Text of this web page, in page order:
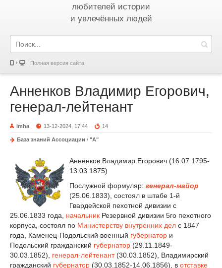
любителей истории
и увлечённых людей
Полная версия сайта
Анненков Владимир Егорович,
генерал-лейтенант
imha 13-12-2024, 17:44 14
База знаний Ассоциации / "А"
Анненков Владимир Егорович (16.07.1795-
13.03.1875)
Послужной формуляр: генерал-майор
(25.06.1833), состоял в штабе 1-й
Гвардейской пехотной дивизии с
25.06.1833 года, начальник Резервной дивизии 5го пехотного
корпуса, состоял по Министерству внутренних дел с 1847
года, Каменец-Подольский военный губернатор и
Подольский гражданский губернатор (29.11.1849-
30.03.1852), генерал-лейтенант(30.03.1852), Владимирский
гражданский губернатор (30.03.1852-14.06.1856), в отставке